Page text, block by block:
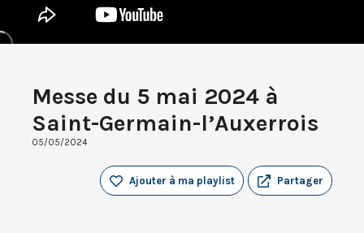
Messe du 5 mai 2024 à
Saint-Germain-l’Auxerrois
05/05/2024
Partager
Ajouter à ma playlist